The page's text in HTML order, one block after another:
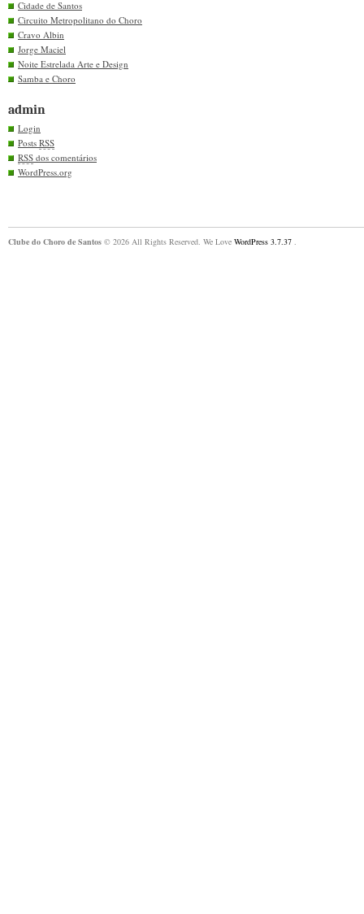
Cidade de Santos
Circuito Metropolitano do Choro
Cravo Albin
Jorge Maciel
Noite Estrelada Arte e Design
Samba e Choro
admin
Login
Posts RSS
RSS dos comentários
WordPress.org
Clube do Choro de Santos © 2026 All Rights Reserved. We Love WordPress 3.7.37 .